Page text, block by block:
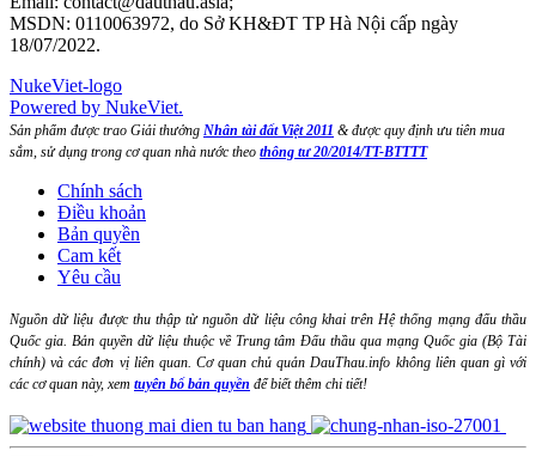
MSDN: 0110063972, do Sở KH&ĐT TP Hà Nội cấp ngày
18/07/2022.
NukeViet-logo
Powered by NukeViet.
Sản phẩm được trao Giải thưởng Nhân tài đất Việt 2011 & được quy định ưu tiên mua
sắm, sử dụng trong cơ quan nhà nước theo thông tư 20/2014/TT-BTTTT
Chính sách
Điều khoản
Bản quyền
Cam kết
Yêu cầu
Nguồn dữ liệu được thu thập từ nguồn dữ liệu công khai trên Hệ thống mạng đấu thầu
Quốc gia. Bản quyền dữ liệu thuộc về Trung tâm Đấu thầu qua mạng Quốc gia (Bộ Tài
chính) và các đơn vị liên quan. Cơ quan chủ quản DauThau.info không liên quan gì với
các cơ quan này, xem tuyên bố bản quyền để biết thêm chi tiết!